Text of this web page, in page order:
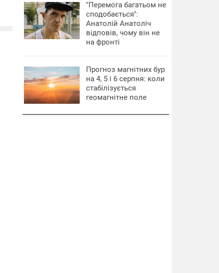
"Перемога багатьом не
сподобається":
Анатолій Анатоліч
відповів, чому він не
на фронті
Прогноз магнітних бур
на 4, 5 і 6 серпня: коли
стабілізується
геомагнітне поле